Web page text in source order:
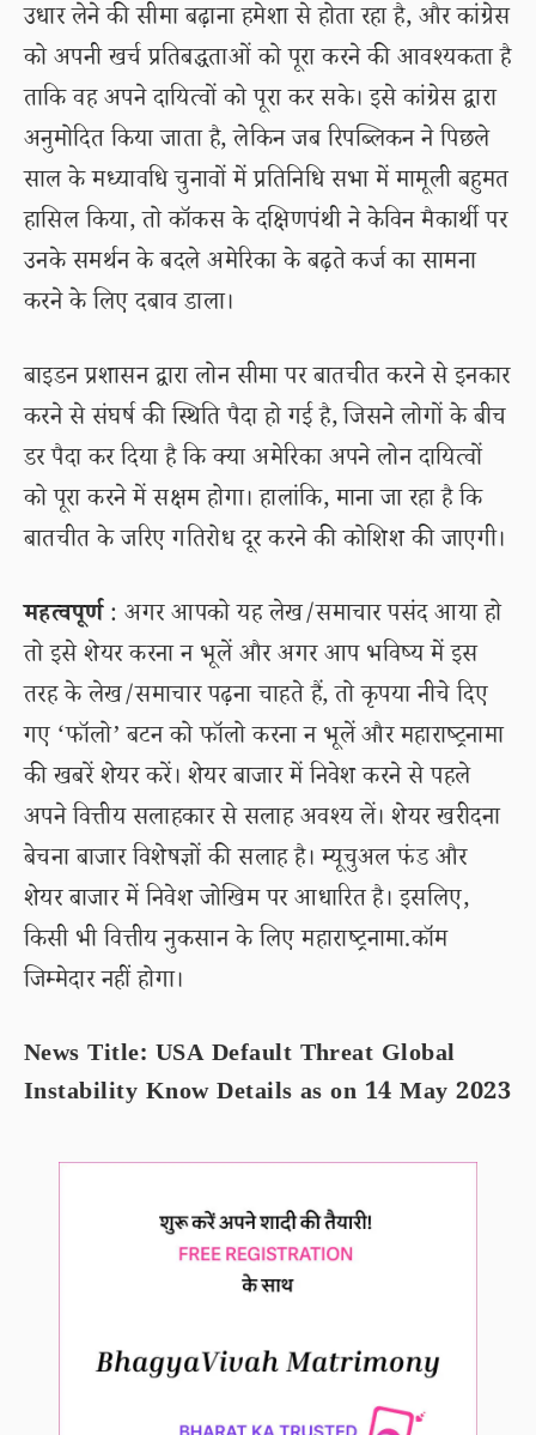
उधार लेने की सीमा बढ़ाना हमेशा से होता रहा है, और कांग्रेस
को अपनी खर्च प्रतिबद्धताओं को पूरा करने की आवश्यकता है
ताकि वह अपने दायित्वों को पूरा कर सके। इसे कांग्रेस द्वारा
अनुमोदित किया जाता है, लेकिन जब रिपब्लिकन ने पिछले
साल के मध्यावधि चुनावों में प्रतिनिधि सभा में मामूली बहुमत
हासिल किया, तो कॉकस के दक्षिणपंथी ने केविन मैकार्थी पर
उनके समर्थन के बदले अमेरिका के बढ़ते कर्ज का सामना
करने के लिए दबाव डाला।
बाइडन प्रशासन द्वारा लोन सीमा पर बातचीत करने से इनकार
करने से संघर्ष की स्थिति पैदा हो गई है, जिसने लोगों के बीच
डर पैदा कर दिया है कि क्या अमेरिका अपने लोन दायित्वों
को पूरा करने में सक्षम होगा। हालांकि, माना जा रहा है कि
बातचीत के जरिए गतिरोध दूर करने की कोशिश की जाएगी।
महत्वपूर्ण: अगर आपको यह लेख/समाचार पसंद आया हो
तो इसे शेयर करना न भूलें और अगर आप भविष्य में इस
तरह के लेख/समाचार पढ़ना चाहते हैं, तो कृपया नीचे दिए
गए ‘फॉलो’ बटन को फॉलो करना न भूलें और महाराष्ट्रनामा
की खबरें शेयर करें। शेयर बाजार में निवेश करने से पहले
अपने वित्तीय सलाहकार से सलाह अवश्य लें। शेयर खरीदना
बेचना बाजार विशेषज्ञों की सलाह है। म्यूचुअल फंड और
शेयर बाजार में निवेश जोखिम पर आधारित है। इसलिए,
किसी भी वित्तीय नुकसान के लिए महाराष्ट्रनामा.कॉम
जिम्मेदार नहीं होगा।
News Title: USA Default Threat Global
Instability Know Details as on 14 May 2023